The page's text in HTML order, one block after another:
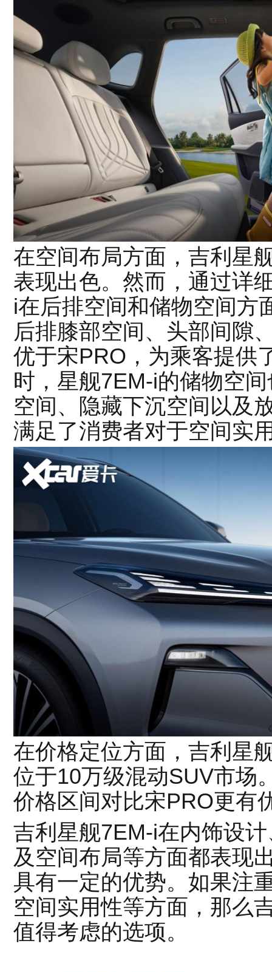
在空间布局方面，吉利星
表现出色。然而，通过详
i在后排空间和储物空间方
后排膝部空间、头部间隙
优于宋PRO，为乘客提供
时，星舰7EM-i的储物空
空间、隐藏下沉空间以及
满足了消费者对于空间实
在价格定位方面，吉利星
位于10万级混动SUV市场
价格区间对比宋PRO更有
吉利星舰7EM-i在内饰设
及空间布局等方面都表现
具有一定的优势。如果注
空间实用性等方面，那么
值得考虑的选项。